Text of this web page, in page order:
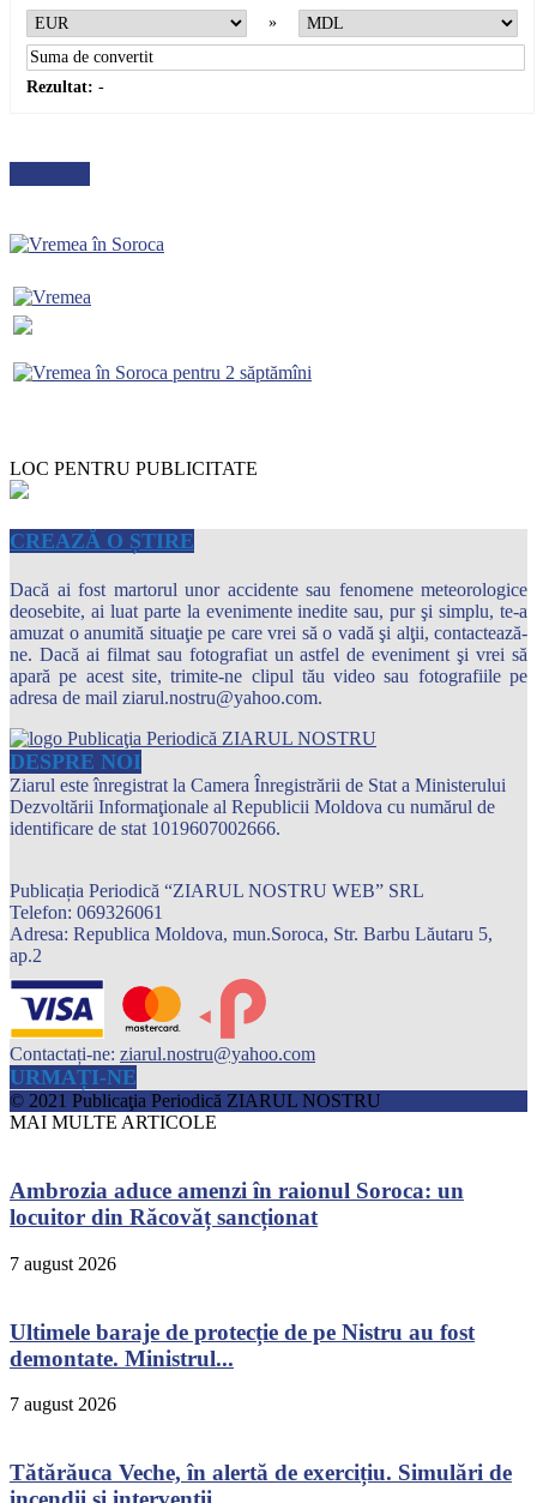
»
Rezultat: -
LOC PENTRU PUBLICITATE
CREAZĂ O ȘTIRE
Dacă ai fost martorul unor accidente sau fenomene meteorologice
deosebite, ai luat parte la evenimente inedite sau, pur şi simplu, te-a
amuzat o anumită situaţie pe care vrei să o vadă şi alţii, contactează-
ne. Dacă ai filmat sau fotografiat un astfel de eveniment şi vrei să
apară pe acest site, trimite-ne clipul tău video sau fotografiile pe
adresa de mail ziarul.nostru@yahoo.com.
DESPRE NOI
Ziarul este înregistrat la Camera Înregistrării de Stat a Ministerului
Dezvoltării Informaţionale al Republicii Moldova cu numărul de
identificare de stat 1019607002666.
Publicația Periodică “ZIARUL NOSTRU WEB” SRL
Telefon: 069326061
Adresa: Republica Moldova, mun.Soroca, Str. Barbu Lăutaru 5,
ap.2
Contactați-ne: ziarul.nostru@yahoo.com
URMAȚI-NE
© 2021 Publicaţia Periodică ZIARUL NOSTRU
MAI MULTE ARTICOLE
Ambrozia aduce amenzi în raionul Soroca: un
locuitor din Răcovăț sancționat
7 august 2026
Ultimele baraje de protecție de pe Nistru au fost
demontate. Ministrul...
7 august 2026
Tătărăuca Veche, în alertă de exercițiu. Simulări de